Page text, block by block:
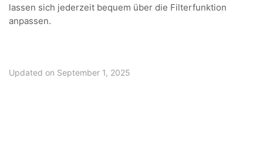
lassen sich jederzeit bequem über die Filterfunktion
anpassen.
Updated on September 1, 2025